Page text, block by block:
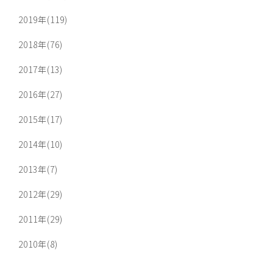
2019年(119)
2018年(76)
2017年(13)
2016年(27)
2015年(17)
2014年(10)
2013年(7)
2012年(29)
2011年(29)
2010年(8)